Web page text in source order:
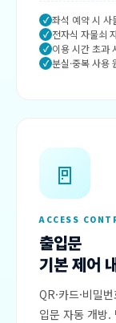
좌석 예약 시 사
전자식 자물쇠
이용 시간 초과
분실·중복 사용
🚪
ACCESS
출입문
기본 제어
QR·카드·비밀
입문 자동 개방.